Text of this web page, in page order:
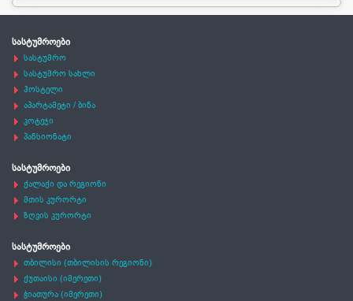
სასტუმროები
სასტუმრო
სასტუმრო სახლი
ჰოსტელი
აპარტამეტი / ბინა
კოტეჯი
პანსიონატი
სასტუმროები
ქალაქი და რეგიონი
მთის კურორტი
ზღვის კურორტი
სასტუმროები
თბილისი (თბილისის რეგიონი)
ქუთაისი (იმერეთი)
ჭიათურა (იმერეთი)